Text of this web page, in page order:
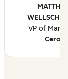
VP of
Ceros